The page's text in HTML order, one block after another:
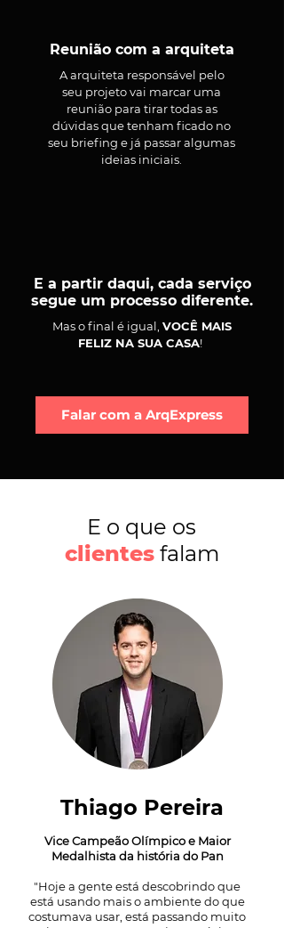
Reunião com a arquiteta
A arquiteta responsável pelo
seu projeto vai marcar uma
reunião para tirar todas as
dúvidas que tenham ficado no
seu briefing e já passar algumas
ideias iniciais.
E a partir daqui, cada serviço
segue um processo diferente.
Mas o final é igual, VOCÊ MAIS
FELIZ NA SUA CASA!
Falar com a ArqExpress
E o que os
clientesfalam
Thiago Pereira
Vice Campeão Olímpico e Maior
Medalhista da história do Pan
"Hoje a gente está descobrindo que
está usando mais o ambiente do que
costumava usar, está passando muito